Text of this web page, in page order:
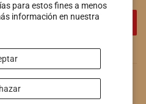
para estos fines a menos
información en nuestra
Tecnología de Shopify
Métodos